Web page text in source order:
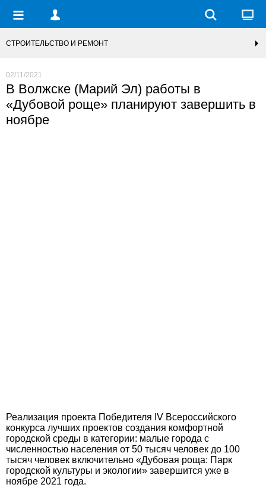
СТРОИТЕЛЬСТВО И РЕМОНТ
02/11/2021
В Волжске (Марий Эл) работы в
«Дубовой роще» планируют завершить в
ноябре
Реализация проекта Победителя IV Всероссийского
конкурса лучших проектов создания комфортной
городской среды в категории: малые города с
численностью населения от 50 тысяч человек до 100
тысяч человек включительно «Дубовая роща: Парк
городской культуры и экологии» завершится уже в
ноябре 2021 года.